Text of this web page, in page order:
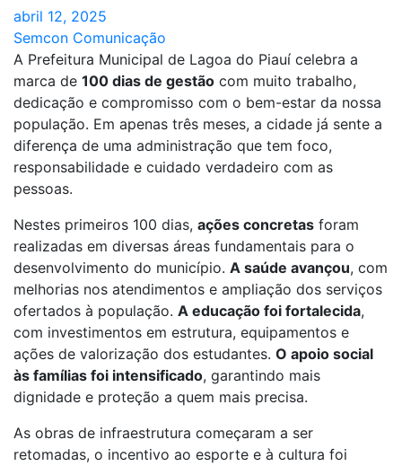
abril 12, 2025
Semcon Comunicação
A Prefeitura Municipal de Lagoa do Piauí celebra a
marca de 100 dias de gestão com muito trabalho,
dedicação e compromisso com o bem-estar da nossa
população. Em apenas três meses, a cidade já sente a
diferença de uma administração que tem foco,
responsabilidade e cuidado verdadeiro com as
pessoas.
Nestes primeiros 100 dias, ações concretas foram
realizadas em diversas áreas fundamentais para o
desenvolvimento do município. A saúde avançou, com
melhorias nos atendimentos e ampliação dos serviços
ofertados à população. A educação foi fortalecida,
com investimentos em estrutura, equipamentos e
ações de valorização dos estudantes. O apoio social
às famílias foi intensificado, garantindo mais
dignidade e proteção a quem mais precisa.
As obras de infraestrutura começaram a ser
retomadas, o incentivo ao esporte e à cultura foi